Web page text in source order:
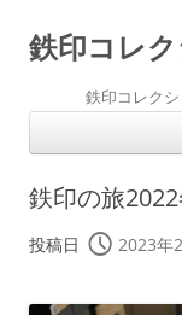
鉄印コレ
鉄印コレク
鉄印の旅
投稿日 2023年